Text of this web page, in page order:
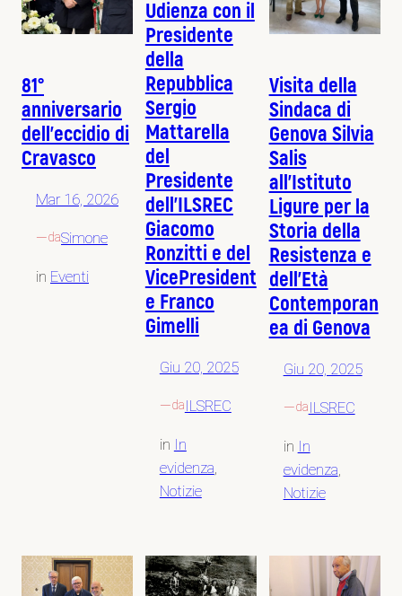
81°
anniversario
dell’eccidio di
Cravasco
Mar 16, 2026
—daSimone
in Eventi
Udienza con il
Presidente
della
Repubblica
Sergio
Mattarella
del
Presidente
dell’ILSREC
Giacomo
Ronzitti e del
VicePresident
e Franco
Gimelli
Giu 20, 2025
—daILSREC
in In
evidenza
Notizie
Visita della
Sindaca di
Genova Silvia
Salis
all’Istituto
Ligure per la
Storia della
Resistenza e
dell’Età
Contemporan
ea di Genova
Giu 20, 2025
—daILSREC
in In
evidenza
Notizie